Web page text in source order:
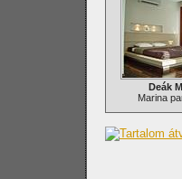
Deák
Marina